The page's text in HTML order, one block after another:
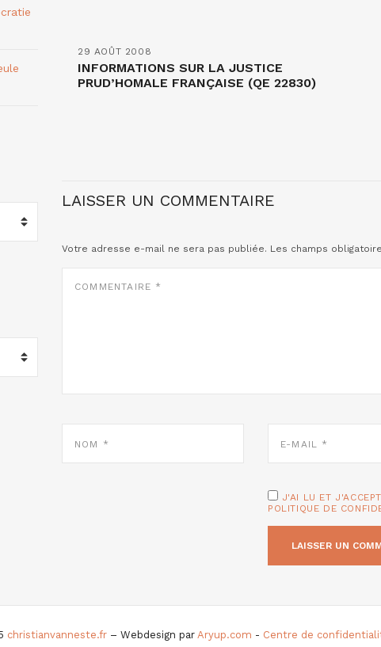
29 AOÛT 2008
INFORMATIONS SUR LA JUSTICE
PRUD’HOMALE FRANÇAISE (QE 22830)
LAISSER UN COMMENTAIRE
Votre adresse e-mail ne sera pas publiée. Les champs
MAIL
J'AI LU ET
POLITIQUE DE
christianvanneste.fr – Webdesign par Aryup.com - Centre de